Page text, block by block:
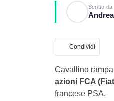
Scritto da
Condividi
Cavallino
azioni FCA
francese PSA.